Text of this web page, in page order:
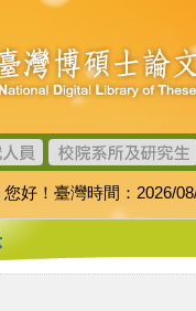
您好！臺灣時間：2026/